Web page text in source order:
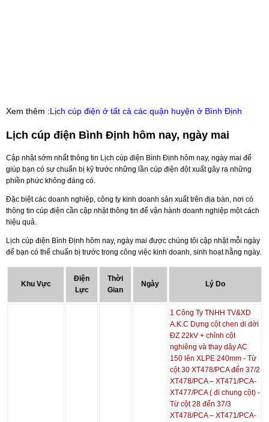
Xem thêm :Lịch cúp điện ở tất cả các quận huyện ở Bình Định
Lịch cúp điện Bình Định hôm nay, ngày mai
Cập nhật sớm nhất thông tin Lịch cúp điện Bình Định hôm nay, ngày mai để
giúp bạn có sự chuẩn bị kỹ trước những lần cúp điện đột xuất gây ra những
phiền phức không đáng có.
Đặc biệt các doanh nghiệp, công ty kinh doanh sản xuất trên địa bàn, nơi có
thông tin cúp điện cần cập nhật thông tin để vận hành doanh nghiệp một cách
hiệu quả.
Lịch cúp điện Bình Định hôm nay, ngày mai được chúng tôi cập nhật mỗi ngày
để bạn có thể chuẩn bị trước trong công việc kinh doanh, sinh hoạt hằng ngày.
Khu Vực
Điện
Lực
Thời
Gian
Ngày Lý Do
1 Công Ty TNHH TV&XD
A.K.C Dựng cột chen di dời
ĐZ 22kV + chỉnh cột
nghiêng và thay dây AC
150 lên XLPE 240mm - Từ
cột 30 XT478/PCA đến 37/2
XT478/PCA – XT471/PCA-
XT477/PCA ( đi chung cột) -
Từ cột 28 đến 37/3
XT478/PCA – XT471/PCA-